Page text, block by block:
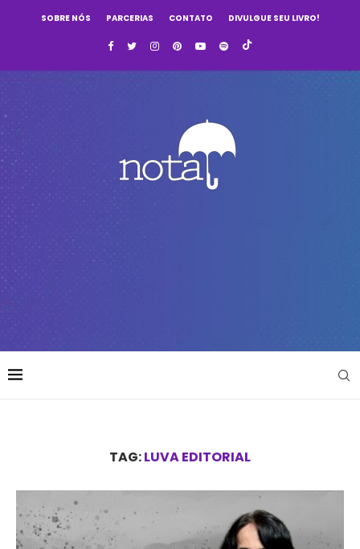
SOBRE NÓS PARCERIAS CONTATO DIVULGUE SEU LIVRO!
TAG:LUVA EDITORIAL